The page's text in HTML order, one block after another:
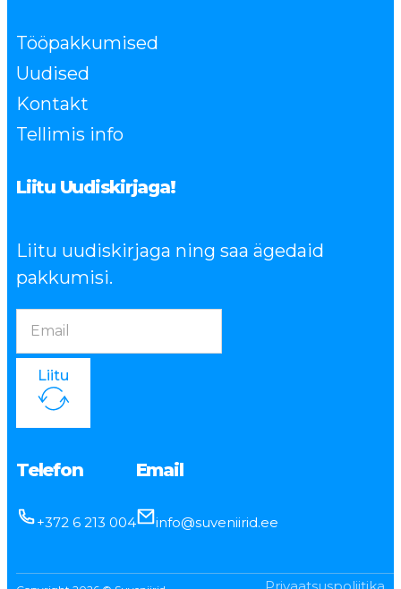
Tööpakkumised
Uudised
Kontakt
Tellimis info
Liitu Uudiskirjaga!
Liitu uudiskirjaga ning saa ägedaid
pakkumisi.
Liitu
Telefon
+372 6 213 004
Email
info@suveniirid.ee